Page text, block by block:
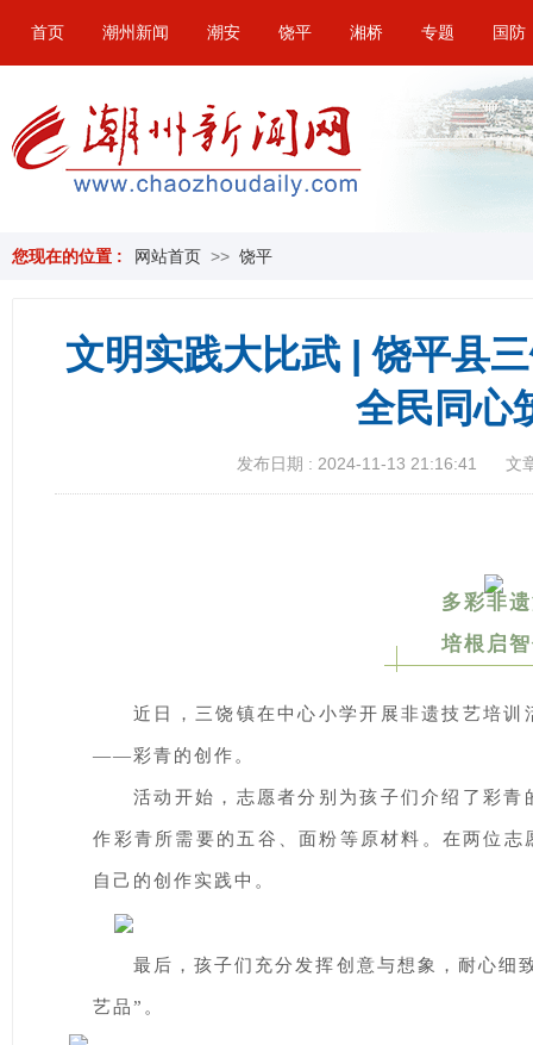
首页 潮州新闻 潮安 饶平 湘桥 专题 国防
您现在的位置 : 网站首页 >> 饶平
文明实践大比武 | 饶平县
全民同心
发布日期 : 2024-11-13 21:16:41 文
多彩非
培根启
近日，三饶镇在中心小学开展非遗技艺培
——彩青的创作。
活动开始，志愿者分别为孩子们介绍了彩
作彩青所需要的五谷、面粉等原材料。在两位
自己的创作实践中。
最后，孩子们充分发挥创意与想象，耐心细
艺品”。